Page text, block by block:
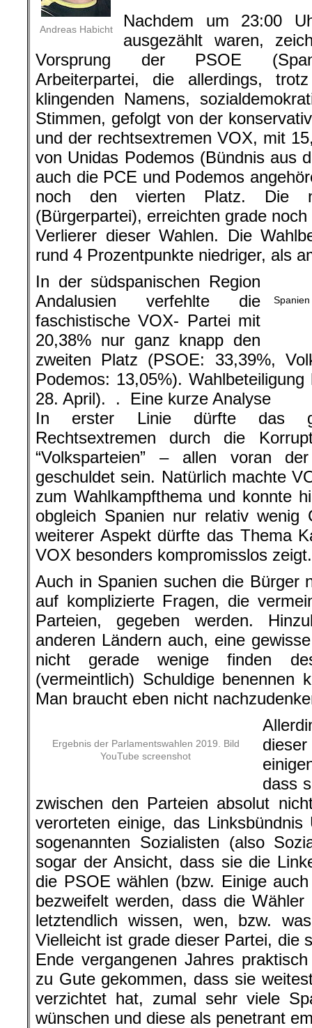
Andreas Habicht
Nachdem um 23:00
ausgezählt waren,
Vorsprung der PSOE
Arbeiterpartei, die allerdings,
klingenden Namens,
Stimmen, gefolgt von der
und der rechtsextremen VOX, mit
von Unidas Podemos (Bündnis aus
auch die PCE und Podemos
noch den vierten Platz. Die
(Bürgerpartei), erreichten grade
Verlierer dieser Wahlen. Die
rund 4 Prozentpunkte niedriger, als
In der südspanischen Region
Andalusien verfehlte die
faschistische VOX- Partei mit
20,38% nur ganz knapp den
zweiten Platz (PSOE: 33,39%,
Podemos: 13,05%).
28. April). . Eine kurze Analyse
In erster Linie dürfte das
Rechtsextremen durch die
“Volksparteien” – allen voran
geschuldet sein. Natürlich machte
zum Wahlkampfthema und konnte
obgleich Spanien nur relativ wenig
weiterer Aspekt dürfte das Thema
VOX besonders kompromisslos zeigt.
Auch in Spanien suchen die Bürger
auf komplizierte Fragen, die
Parteien, gegeben werden.
anderen Ländern auch, eine
nicht gerade wenige finden
(vermeintlich) Schuldige benennen
Man braucht eben nicht
Ergebnis der Parlamentswahlen 2019. Bild
YouTube screenshot
dass
zwischen den Parteien absolut
verorteten einige, das
sogenannten Sozialisten (also
sogar der Ansicht, dass sie die
die PSOE wählen (bzw. Einige
bezweifelt werden, dass die
letztendlich wissen, wen, bzw.
Vielleicht ist grade dieser Partei, die
Ende vergangenen Jahres
zu Gute gekommen, dass sie
verzichtet hat, zumal sehr viele
wünschen und diese als penetrant